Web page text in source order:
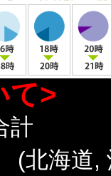
て>
計
北海道,